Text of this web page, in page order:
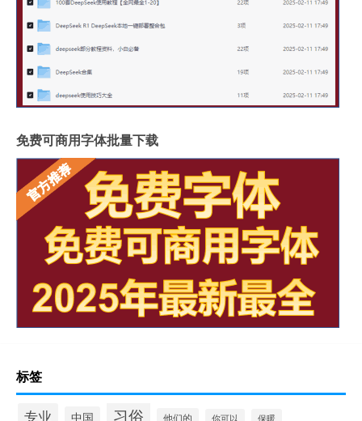
免费可商用字体批量下载
标签
专业 中国 习俗 他们的 你可以 保暖